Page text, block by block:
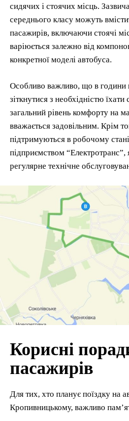
сидячих і стоячих місць.
середнього класу можуть
пасажирів, включаючи стоячі
варіюється залежно від
конкретної моделі автобуса.
Особливо важливо, що в години
зіткнутися з необхідністю їхати
загальний рівень комфорту на
вважається задовільним. Крім
підтримуються в робочому
підприємством “Електротранс”,
регулярне технічне
Корисні
пасажирів
Для тих, хто планує поїздку на
Кропивницькому, важливо